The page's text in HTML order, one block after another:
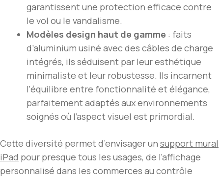
garantissent une protection efficace contre
le vol ou le vandalisme.
Modèles design haut de gamme : faits
d’aluminium usiné avec des câbles de charge
intégrés, ils séduisent par leur esthétique
minimaliste et leur robustesse. Ils incarnent
l’équilibre entre fonctionnalité et élégance,
parfaitement adaptés aux environnements
soignés où l’aspect visuel est primordial.
Cette diversité permet d’envisager un support mural
iPad pour presque tous les usages, de l’affichage
personnalisé dans les commerces au contrôle